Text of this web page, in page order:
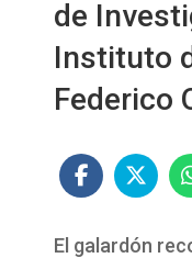
de
Instituto
Federico
El galardón